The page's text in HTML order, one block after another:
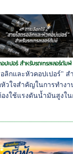
ปเปอร์ สำหรับรถเทรลเลอร์ดัมพ์
ลิกและหัวคอปเปอร์" ส
วใจสำคัญในการทำงา
องใช้แรงดันน้ำมันสูงใ